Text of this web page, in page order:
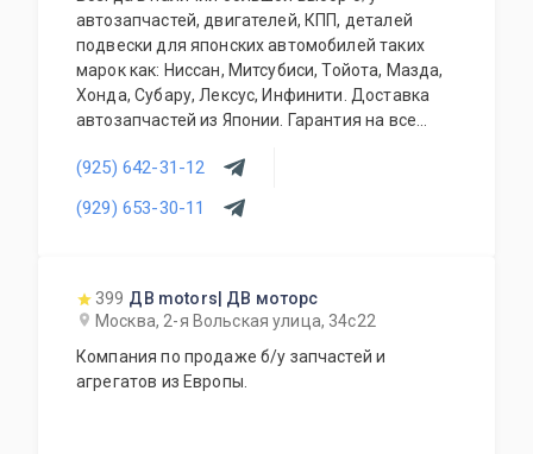
автозапчастей, двигателей, КПП, деталей
подвески для японских автомобилей таких
марок как: Ниссан, Митсубиси, Тойота, Мазда,
Хонда, Субару, Лексус, Инфинити. Доставка
автозапчастей из Японии. Гарантия на все
(925) 642-31-12
(929) 653-30-11
399 ДВ motors| ДВ моторс
Москва, 2-я Вольская улица, 34с22
Компания по продаже б/у запчастей и
агрегатов из Европы.